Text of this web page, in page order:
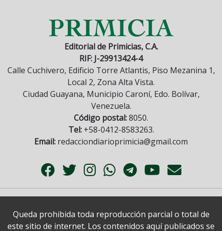
Editorial de Primicias, C.A.
RIF: J-29913424-4
Calle Cuchivero, Edificio Torre Atlantis, Piso Mezanina 1,
Local 2, Zona Alta Vista.
Ciudad Guayana, Municipio Caroní, Edo. Bolívar,
Venezuela.
Código postal:8050.
Tel:+58-0412-8583263.
Email: redacciondiarioprimicia@gmail.com
Queda prohibida toda reproducción parcial o total de
este sitio de internet. Los contenidos aquí publicados se